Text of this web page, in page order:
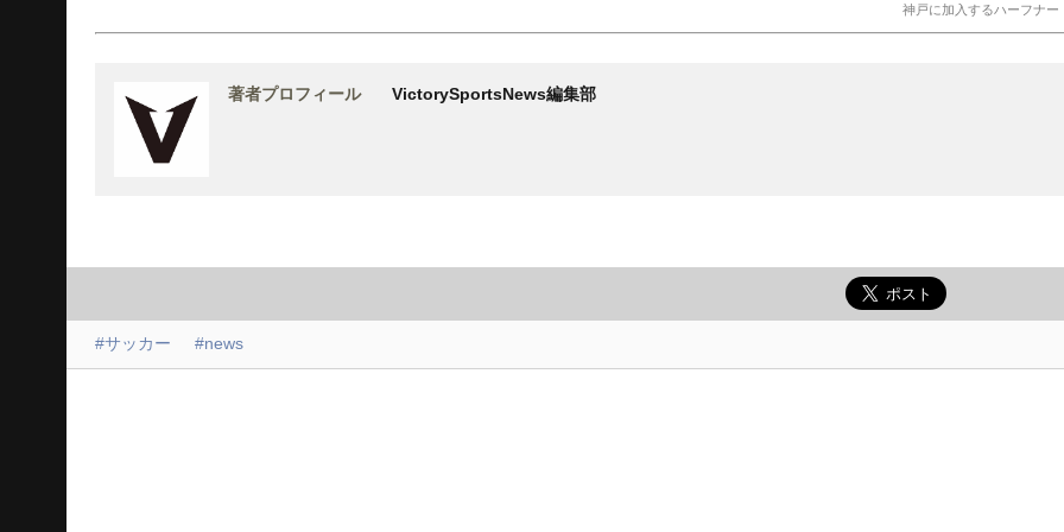
神戸に加入するハーフナー
著者プロフィール VictorySportsNews編集部
#サッカー #news